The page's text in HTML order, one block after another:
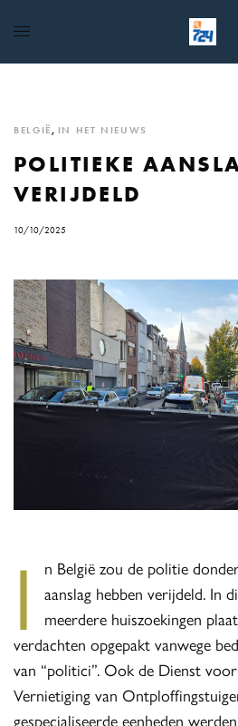
BELGIË , IN HET NIEUWS
POLITIEKE
VERIJDELD
10/10/2025
I
n België zou de politie
aanslag hebben verijdeld. In
meerdere huiszoekingen
verdachten opgepakt vanwege
van “politici”. Ook de Dienst
Vernietiging van
gespecialiseerde eenheden